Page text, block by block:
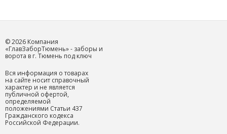
© 2026 Компания
«ГлавЗаборТюмень» - заборы и
ворота в г. Тюмень под ключ
Вся информация о товарах
на сайте носит справочный
характер и не является
публичной офертой,
определяемой
положениями Статьи 437
Гражданского кодекса
Российской Федерации.